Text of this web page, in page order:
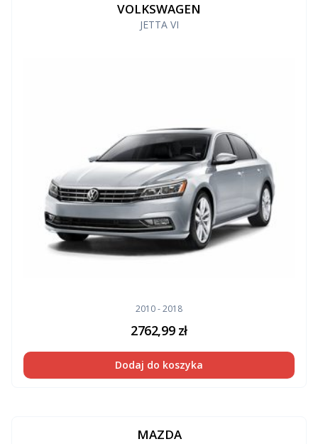
VOLKSWAGEN
JETTA VI
2010 - 2018
2762,99 zł
Dodaj do koszyka
MAZDA